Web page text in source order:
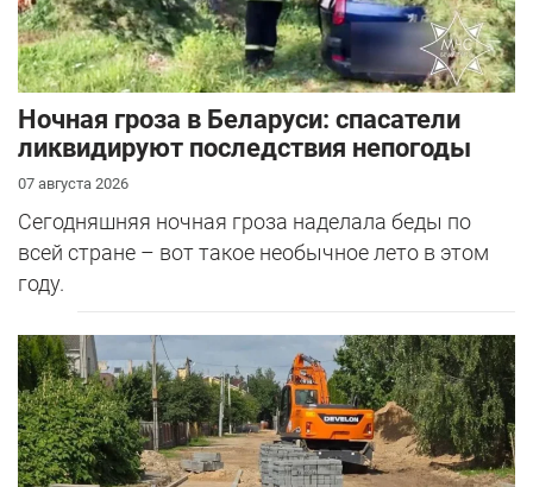
Ночная гроза в Беларуси: спасатели
ликвидируют последствия непогоды
07 августа 2026
Сегодняшняя ночная гроза наделала беды по
всей стране – вот такое необычное лето в этом
году.